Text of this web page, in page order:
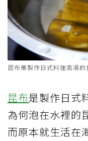
昆布是製作日式料理高湯
昆布是製作日式
為何泡在水裡的
而原本就生活在